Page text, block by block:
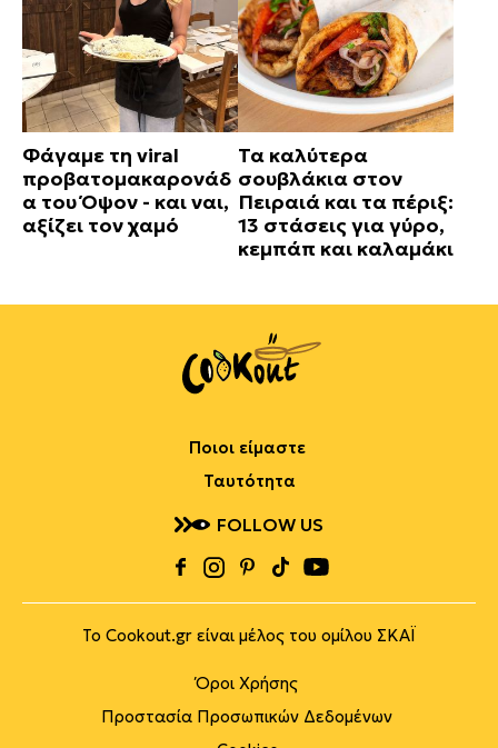
Φάγαμε τη viral
προβατομακαρονάδ
α του Όψον - και ναι,
αξίζει τον χαμό
Τα καλύτερα
σουβλάκια στον
Πειραιά και τα πέριξ:
13 στάσεις για γύρο,
κεμπάπ και καλαμάκι
Ποιοι είμαστε
Ταυτότητα
FOLLOW US
Το Cookout.gr είναι μέλος του ομίλου ΣΚΑΪ
Όροι Χρήσης
Προστασία Προσωπικών Δεδομένων